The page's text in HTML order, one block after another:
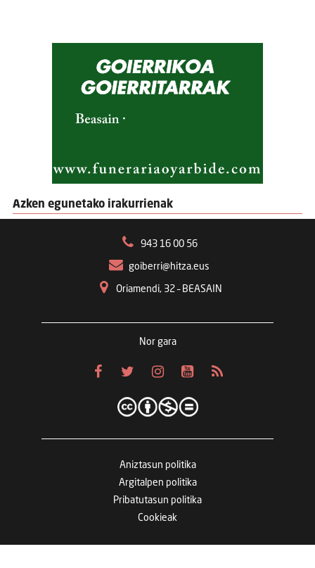
Azken egunetako irakurrienak
943 16 00 56
goiberri@hitza.eus
Oriamendi, 32 – BEASAIN
Nor gara
Aniztasun politika
Argitalpen politika
Pribatutasun politika
Cookieak